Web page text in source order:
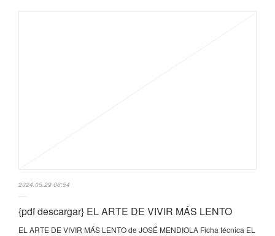
2024.05.29 06:54
{pdf descargar} EL ARTE DE VIVIR MÁS LENTO
EL ARTE DE VIVIR MÁS LENTO de JOSÉ MENDIOLA Ficha técnica EL